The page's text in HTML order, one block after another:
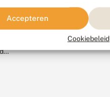
Accepteren
Cookiebeleid
Een opmerkelijke
insectenwaarneming
bij Gouda: op 21 juli
2026 werd aan de
oever van het